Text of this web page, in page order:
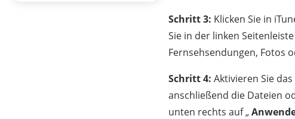
Schritt 3: Klicken Sie in
Sie in der linken
Fernsehsendungen, Fotos
Schritt 4: Aktivieren Sie
anschließend die Dateien
unten rechts auf „